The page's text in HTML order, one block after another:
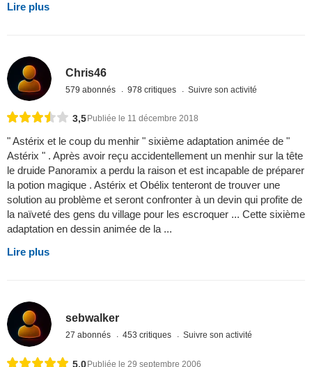
Lire plus
Chris46
579 abonnés 978 critiques Suivre son activité
3,5 Publiée le 11 décembre 2018
" Astérix et le coup du menhir " sixième adaptation animée de "
Astérix " . Après avoir reçu accidentellement un menhir sur la tête
le druide Panoramix a perdu la raison et est incapable de préparer
la potion magique . Astérix et Obélix tenteront de trouver une
solution au problème et seront confronter à un devin qui profite de
la naïveté des gens du village pour les escroquer ... Cette sixième
adaptation en dessin animée de la ...
Lire plus
sebwalker
27 abonnés 453 critiques Suivre son activité
5,0Publiée le 29 septembre 2006